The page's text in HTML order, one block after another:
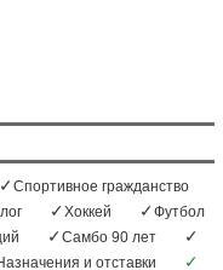
Спортивное гражданство
Хоккей
Футбол
Самбо 90 лет
и отставки